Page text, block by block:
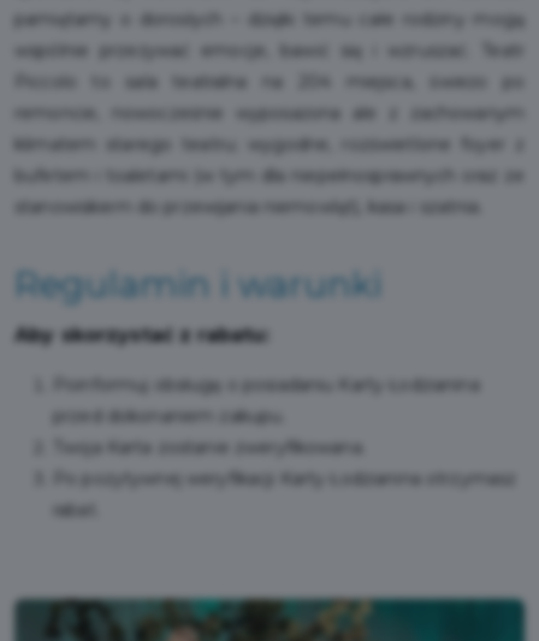
pamiętamy o dorosłych – dzięki temu całe rodziny mogą
wspólnie przeżywać emocje, bawić się i wzruszać. Teatr
Piccolo to sala teatralna na 204 miejsca, świeżo po
remoncie, nowocześnie wyposażona ale z zachowanym
klimatem starego teatru; wygodne, rozświetlone foyer z
bufetem i toaletami (w tym dla niepełnosprawnych oraz ze
stanowiskiem do przewijania niemowląt), kasa i szatnia.
Regulamin i warunki
Aby skorzystać z rabatu:
Poinformuj obsługę o posiadaniu Karty Łodzianina
przed dokonaniem zakupu.
Twoja Karta zostanie zweryfikowana.
Po pozytywnej weryfikacji Karty Łodzianina otrzymasz
rabat.